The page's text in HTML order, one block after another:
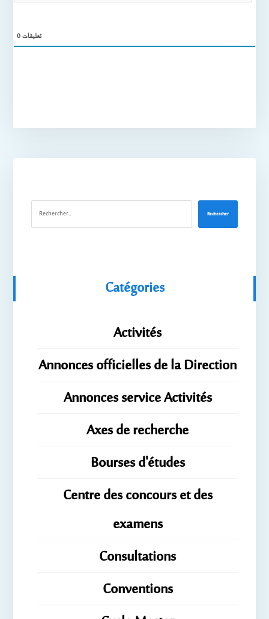
0تعليقات
Rechercher
Catégories
Activités
Annonces officielles de la Direction
Annonces service Activités
Axes de recherche
Bourses d'études
Centre des concours et des
examens
Consultations
Conventions